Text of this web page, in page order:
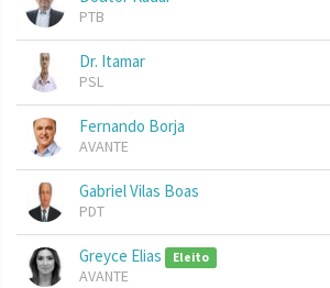
PTB
Dr. Itamar
PSL
Fernando Borja
AVANTE
Gabriel Vilas Boas
PDT
Greyce Elias Eleito
AVANTE